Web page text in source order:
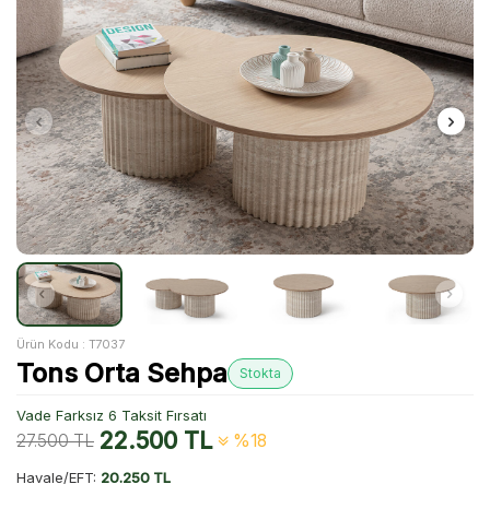
Ürün Kodu : T7037
Tons Orta Sehpa Stokta
Vade Farksız 6 Taksit Fırsatı
27.500TL 22.500TL %18
Havale/EFT: 20.250 TL